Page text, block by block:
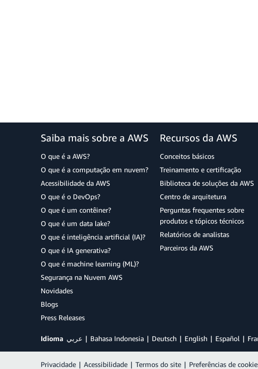
Saiba mais sobre a AWS
O que é a AWS?
O que é a computação em nuvem?
Acessibilidade da AWS
O que é o DevOps?
O que é um contêiner?
O que é um data lake?
O que é inteligência artificial (IA)?
O que é IA generativa?
O que é machine learning (ML)?
Segurança na Nuvem AWS
Novidades
Blogs
Press Releases
Recursos da AWS
Conceitos básicos
Treinamento e certificação
Biblioteca de soluções da AWS
Centro de arquitetura
Perguntas frequentes sobre
produtos e tópicos técnicos
Relatórios de analistas
Parceiros da AWS
Idioma عربي Bahasa Indonesia Deutsch English Español
Privacidade | Acessibilidade | Termos do site | Preferências de